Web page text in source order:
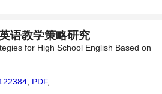
语教学策略研究
for High School English Based on
PDF,